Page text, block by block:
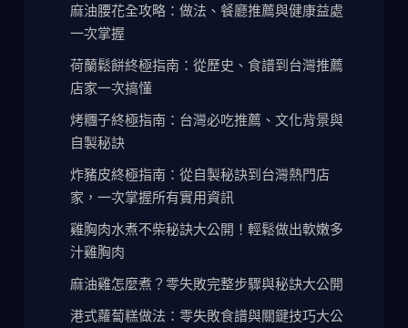
麻油腰花全攻略：做法、餐廳推薦與健康益處
一次掌握
荷蘭鬆餅終極指南：從歷史、食譜到台灣推薦
店家一次搞懂
烤糰子終極指南：台灣必吃推薦、文化背景與
自製秘訣
炸豬皮終極指南：從自製秘訣到台灣熱門店
家，一次掌握所有實用資訊
雞胸肉水煮不柴秘訣大公開！輕鬆做出軟嫩多
汁雞胸肉
麻油雞怎麼煮？零失敗完整步驟與秘訣大公開
港式蘿蔔糕做法：零失敗食譜與關鍵技巧大公